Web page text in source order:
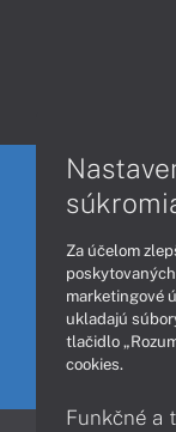
Za účelom
marketingové
ukladajú
tlačidlo
cookies.
Funkčné a